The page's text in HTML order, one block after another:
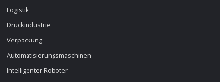
Logistik
Druckindustrie
Verpackung
Automatisierungsmaschinen
Intelligenter Roboter